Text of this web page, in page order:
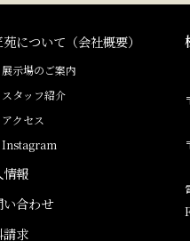
について（会社概要）
展示場のご案内
スタッフ紹介
アクセス
Instagram
情報
い合わせ
請求